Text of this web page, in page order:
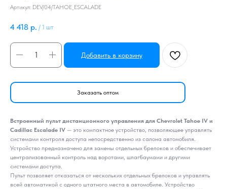
Артикул: DEV/04/TAHOE_ESCALADE
4 418 р. / 1 шт
Добавить в корзину
Заказать оптом
Встроенный пульт дистанционного управления для Chevrolet Tahoe IV и
Cadillac Escalade IV — это компактное устройство, позволяющее управлять
системами контроля доступа непосредственно из салона автомобиля.
Устройство предназначено для замены отдельных брелоков и обеспечивает
централизованный контроль над воротами, шлагбаумами и другими
системами доступа.
Пульт позволяет отказаться от нескольких отдельных брелоков и управлять
всей автоматикой с одного штатного места в автомобиле. Устройство